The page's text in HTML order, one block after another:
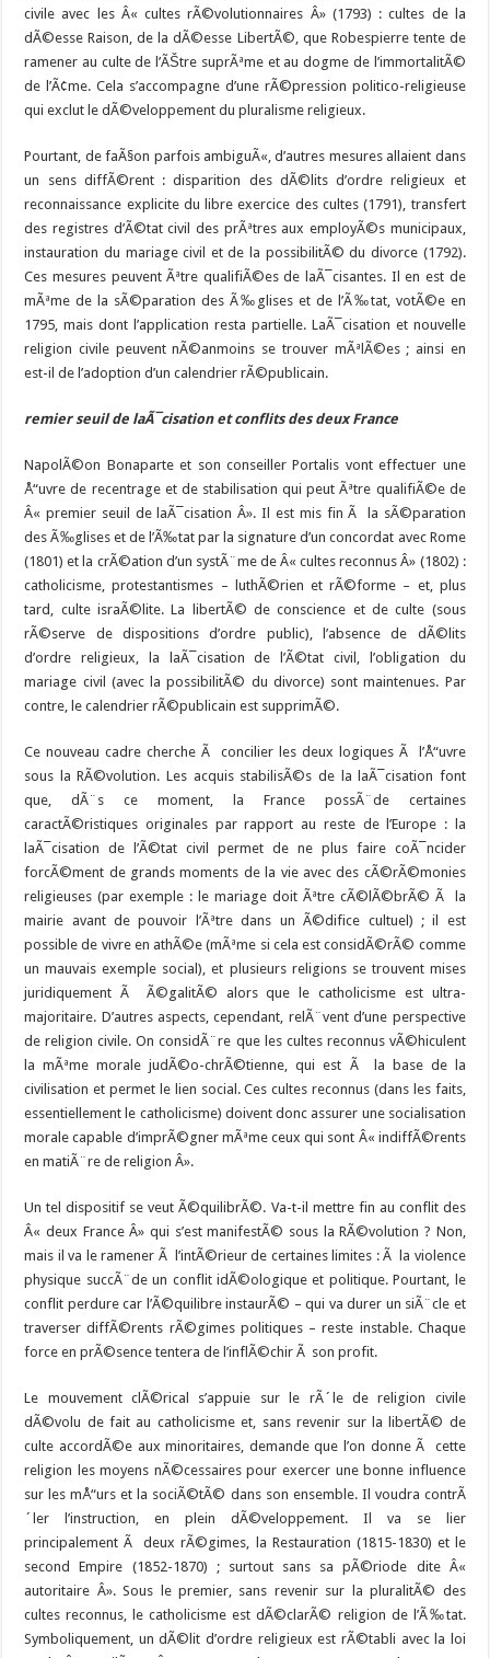
civile avec les Â« cultes rÃ©volutionnaires Â» (1793) : cultes de la
dÃ©esse Raison, de la dÃ©esse LibertÃ©, que Robespierre tente de
ramener au culte de l’ÃŠtre suprÃªme et au dogme de l’immortalitÃ©
de l’Ã¢me. Cela s’accompagne d’une rÃ©pression politico-religieuse
qui exclut le dÃ©veloppement du pluralisme religieux.
Pourtant, de faÃ§on parfois ambiguÃ«, d’autres mesures allaient dans
un sens diffÃ©rent : disparition des dÃ©lits d’ordre religieux et
reconnaissance explicite du libre exercice des cultes (1791), transfert
des registres d’Ã©tat civil des prÃªtres aux employÃ©s municipaux,
instauration du mariage civil et de la possibilitÃ© du divorce (1792).
Ces mesures peuvent Ãªtre qualifiÃ©es de laÃ¯cisantes. Il en est de
mÃªme de la sÃ©paration des Ã‰glises et de l’Ã‰tat, votÃ©e en
1795, mais dont l’application resta partielle. LaÃ¯cisation et nouvelle
religion civile peuvent nÃ©anmoins se trouver mÃªlÃ©es ; ainsi en
est-il de l’adoption d’un calendrier rÃ©publicain.
remier seuil de laÃ¯cisation et conflits des deux France
NapolÃ©on Bonaparte et son conseiller Portalis vont effectuer une
Å“uvre de recentrage et de stabilisation qui peut Ãªtre qualifiÃ©e de
Â« premier seuil de laÃ¯cisation Â». Il est mis fin Ã la sÃ©paration
des Ã‰glises et de l’Ã‰tat par la signature d’un concordat avec Rome
(1801) et la crÃ©ation d’un systÃ¨me de Â« cultes reconnus Â» (1802) :
catholicisme, protestantismes – luthÃ©rien et rÃ©forme – et, plus
tard, culte israÃ©lite. La libertÃ© de conscience et de culte (sous
rÃ©serve de dispositions d’ordre public), l’absence de dÃ©lits
d’ordre religieux, la laÃ¯cisation de l’Ã©tat civil, l’obligation du
mariage civil (avec la possibilitÃ© du divorce) sont maintenues. Par
contre, le calendrier rÃ©publicain est supprimÃ©.
Ce nouveau cadre cherche Ã concilier les deux logiques Ã l’Å“uvre
sous la RÃ©volution. Les acquis stabilisÃ©s de la laÃ¯cisation font
que, dÃ¨s ce moment, la France possÃ¨de certaines
caractÃ©ristiques originales par rapport au reste de l’Europe : la
laÃ¯cisation de l’Ã©tat civil permet de ne plus faire coÃ¯ncider
forcÃ©ment de grands moments de la vie avec des cÃ©rÃ©monies
religieuses (par exemple : le mariage doit Ãªtre cÃ©lÃ©brÃ© Ã la
mairie avant de pouvoir l’Ãªtre dans un Ã©difice cultuel) ; il est
possible de vivre en athÃ©e (mÃªme si cela est considÃ©rÃ© comme
un mauvais exemple social), et plusieurs religions se trouvent mises
juridiquement Ã Ã©galitÃ© alors que le catholicisme est ultra-
majoritaire. D’autres aspects, cependant, relÃ¨vent d’une perspective
de religion civile. On considÃ¨re que les cultes reconnus vÃ©hiculent
la mÃªme morale judÃ©o-chrÃ©tienne, qui est Ã la base de la
civilisation et permet le lien social. Ces cultes reconnus (dans les faits,
essentiellement le catholicisme) doivent donc assurer une socialisation
morale capable d’imprÃ©gner mÃªme ceux qui sont Â« indiffÃ©rents
en matiÃ¨re de religion Â».
Un tel dispositif se veut Ã©quilibrÃ©. Va-t-il mettre fin au conflit des
Â« deux France Â» qui s’est manifestÃ© sous la RÃ©volution ? Non,
mais il va le ramener Ã l’intÃ©rieur de certaines limites : Ã la violence
physique succÃ¨de un conflit idÃ©ologique et politique. Pourtant, le
conflit perdure car l’Ã©quilibre instaurÃ© – qui va durer un siÃ¨cle et
traverser diffÃ©rents rÃ©gimes politiques – reste instable. Chaque
force en prÃ©sence tentera de l’inflÃ©chir Ã son profit.
Le mouvement clÃ©rical s’appuie sur le rÃ´le de religion civile
dÃ©volu de fait au catholicisme et, sans revenir sur la libertÃ© de
culte accordÃ©e aux minoritaires, demande que l’on donne Ã cette
religion les moyens nÃ©cessaires pour exercer une bonne influence
sur les mÅ“urs et la sociÃ©tÃ© dans son ensemble. Il voudra contrÃ
´ler l’instruction, en plein dÃ©veloppement. Il va se lier
principalement Ã deux rÃ©gimes, la Restauration (1815-1830) et le
second Empire (1852-1870) ; surtout sans sa pÃ©riode dite Â«
autoritaire Â». Sous le premier, sans revenir sur la pluralitÃ© des
cultes reconnus, le catholicisme est dÃ©clarÃ© religion de l’Ã‰tat.
Symboliquement, un dÃ©lit d’ordre religieux est rÃ©tabli avec la loi